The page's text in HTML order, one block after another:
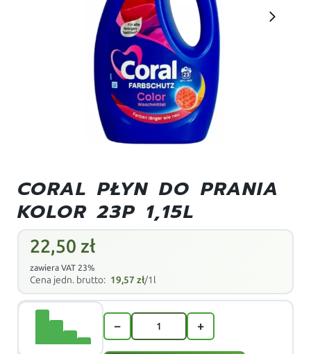
CORAL PŁYN DO PRANIA
KOLOR 23P 1,15L
22,50 zł
zawiera VAT 23%
Cena jedn. brutto: 19,57zł/1l
− +